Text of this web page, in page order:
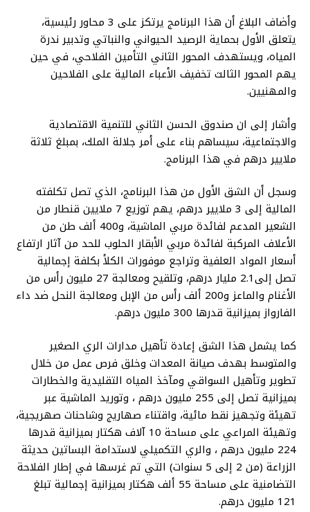
وأضاف البلاغ أن هذا البرنامج يرتكز على 3 محاور رئيسية،
يتعلق الأول بحماية الرصيد الحيواني والنباتي وتدبير ندرة
المياه، ويستهدف المحور الثاني التأمين الفلاحي، في حين
يهم المحور الثالث تخفيف الأعباء المالية على الفلاحين
والمهنيين.
وأشار إلى ان صندوق الحسن الثاني للتنمية الاقتصادية
والاجتماعية، سيساهم بناء على أمر جلالة الملك، بمبلغ ثلاثة
ملايير درهم في هذا البرنامج.
وسجل أن الشق الأول من هذا البرنامج، الذي تصل تكلفته
المالية إلى 3 ملايير درهم، يهم توزيع 7 ملايين قنطار من
الشعير المدعم لفائدة مربي الماشية، و400 ألف طن من
الأعلاف المركبة لفائدة مربي الأبقار الحلوب للحد من آثار ارتفاع
أسعار المواد العلفية وتراجع موفورات الكلأ بكلفة إجمالية
تصل إلى2.1 مليار درهم، وتلقيح ومعالجة 27 مليون رأس من
الأغنام والماعز و200 ألف رأس من الإبل ومعالجة النحل ضد داء
الفارواز بميزانية قدرها 300 مليون درهم.
كما يشمل هذا الشق إعادة تأهيل مدارات الري الصغير
والمتوسط بهدف صيانة المعدات وخلق فرص عمل من خلال
تطوير وتأهيل السواقي ومآخذ المياه التقليدية والخطارات
بميزانية تصل إلى 255 مليون درهم ، وتوريد الماشية عبر
تهيئة وتجهيز نقط مائية، واقتناء صهاريج وشاحنات صهريجية،
وتهيئة المراعي على مساحة 10 آلاف هكتار بميزانية قدرها
224 مليون درهم ، والري التكميلي لاستدامة البساتين حديثة
الزراعة (من 2 إلى 5 سنوات) التي تم غرسها في إطار الفلاحة
التضامنية على مساحة 55 ألف هكتار بميزانية إجمالية تبلغ
121 مليون درهم.